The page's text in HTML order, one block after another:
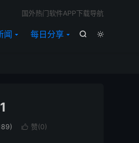


闻 每日分享
国外热门软件APP下载导航
)  赞(0)